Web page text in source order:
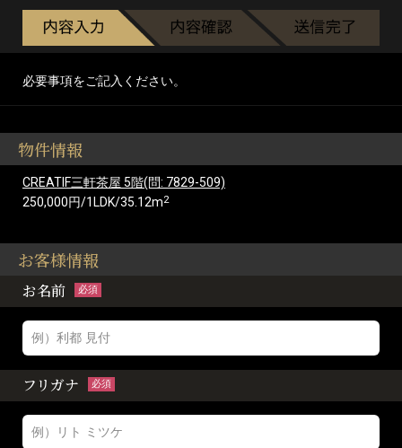
必要事項をご記入ください。
物件情報
CREATIF三軒茶屋 5階(問: 7829-509)
250,000円/1LDK/35.12m2
お客様情報
お名前 必須
フリガナ 必須